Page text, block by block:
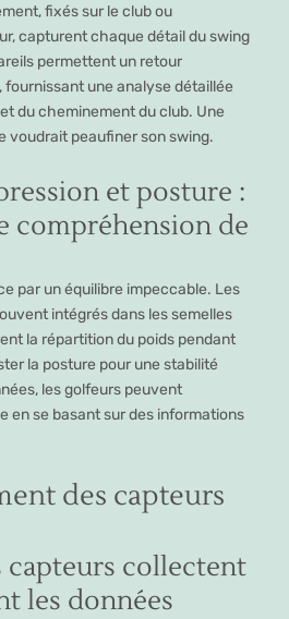
fixés sur le club ou
capturent chaque détail du swing
permettent un retour
fournissant une analyse détaillée
du cheminement du club. Une
voudrait peaufiner son swing.
et posture :
compréhension de
par un équilibre impeccable. Les
intégrés dans les semelles
la répartition du poids pendant
la posture pour une stabilité
les golfeurs peuvent
en se basant sur des informations
des capteurs
capteurs collectent
les données